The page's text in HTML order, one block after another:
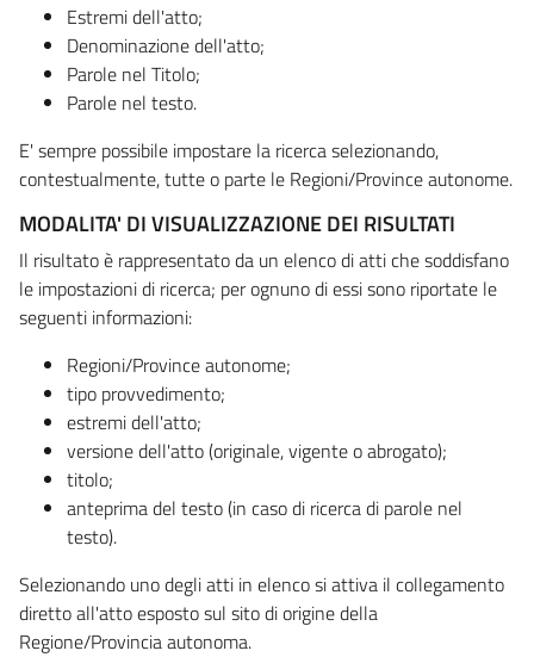
Estremi dell'atto;
Denominazione dell'atto;
Parole nel Titolo;
Parole nel testo.
E' sempre possibile impostare la ricerca selezionando,
contestualmente, tutte o parte le Regioni/Province autonome.
MODALITA' DI VISUALIZZAZIONE DEI RISULTATI
Il risultato è rappresentato da un elenco di atti che soddisfano
le impostazioni di ricerca; per ognuno di essi sono riportate le
seguenti informazioni:
Regioni/Province autonome;
tipo provvedimento;
estremi dell'atto;
versione dell'atto (originale, vigente o abrogato);
titolo;
anteprima del testo (in caso di ricerca di parole nel
testo).
Selezionando uno degli atti in elenco si attiva il collegamento
diretto all'atto esposto sul sito di origine della
Regione/Provincia autonoma.